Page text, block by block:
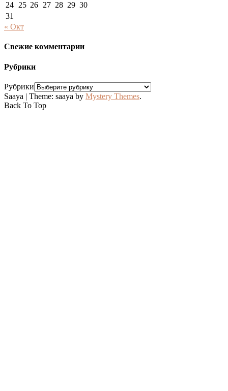
24 25 26 27 28 29 30
31
« Окт
Свежие комментарии
Рубрики
Рубрики
Saaya | Theme: saaya by Mystery Themes.
Back To Top